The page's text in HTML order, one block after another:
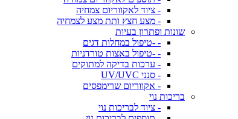
- ציוד לאקווריום צמחיה
- מצע חצץ ותת מצע לצמחיה
שונות ופתרון בעיות
- -טיפול במחלות דגים
- -טיפול באצות טורדניות
- ערכות בדיקה למתוקים
- סנני UV/UVC
- אקווריום שרימפסים
בריכות נוי
- ציוד לבריכות נוי